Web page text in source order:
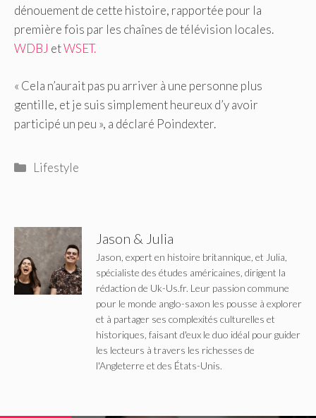
dénouement de cette histoire, rapportée pour la
première fois par les chaînes de télévision locales.
WDBJ etWSET.
« Cela n’aurait pas pu arriver à une personne plus
gentille, et je suis simplement heureux d’y avoir
participé un peu », a déclaré Poindexter.
Catégories
Lifestyle
Jason & Julia
Jason, expert en histoire britannique, et Julia,
spécialiste des études américaines, dirigent la
rédaction de Uk-Us.fr. Leur passion commune
pour le monde anglo-saxon les pousse à explorer
et à partager ses complexités culturelles et
historiques, faisant d'eux le duo idéal pour guider
les lecteurs à travers les richesses de
l'Angleterre et des États-Unis.